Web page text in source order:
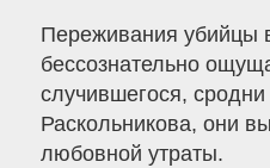
Переживания убийцы
бессознательно
случившегося,
Раскольникова, они
любовной утраты.